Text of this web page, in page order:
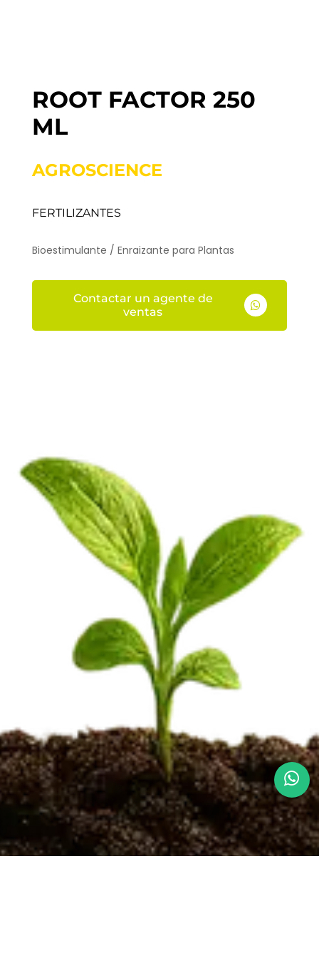
ROOT FACTOR 250
ML
AGROSCIENCE
FERTILIZANTES
Bioestimulante / Enraizante para Plantas

Contactar un agente de
ventas